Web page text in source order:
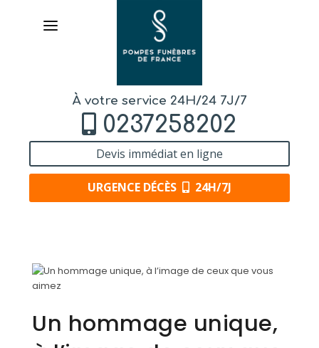
À votre service 24H/24 7J/7
0237258202
Devis immédiat en ligne
URGENCE DÉCÈS 24H/7J
PRÉVOIR SES OBSÈQUES
Un hommage unique,